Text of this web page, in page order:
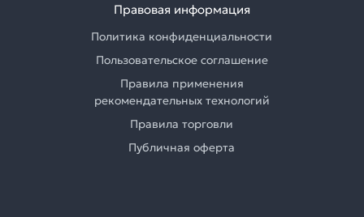
Правовая информация
Политика конфиденциальности
Пользовательское соглашение
Правила применения
рекомендательных технологий
Правила торговли
Публичная оферта